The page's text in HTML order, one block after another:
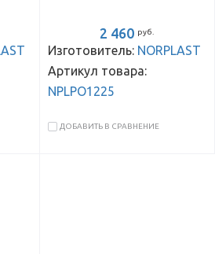
2 460 руб.
Изготовитель: NORPLAST
Артикул товара:
NPLPO1225
ДОБАВИТЬ В СРАВНЕНИЕ